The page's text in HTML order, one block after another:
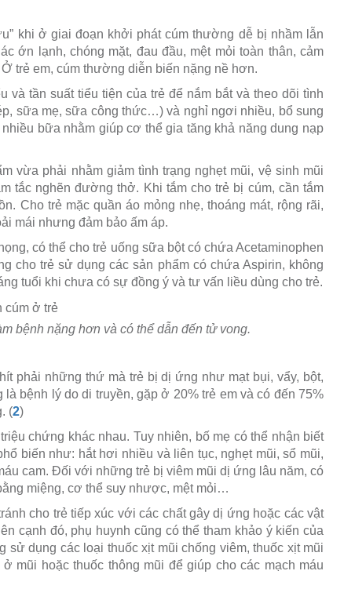
khi ở giai đoạn khởi phát cúm thường dễ bị nhầm lẫn
ớn lạnh, chóng mặt, đau đầu, mệt mỏi toàn thân, cảm
trẻ em, cúm thường diễn biến nặng nề hơn.
tần suất tiểu tiện của trẻ để nắm bắt và theo dõi tình
sữa mẹ, sữa công thức…) và nghỉ ngơi nhiều, bổ sung
bữa nhằm giúp cơ thể gia tăng khả năng dung nạp
vừa phải nhằm giảm tình trạng nghẹt mũi, vệ sinh mũi
tắc nghẽn đường thở. Khi tắm cho trẻ bị cúm, cần tắm
Cho trẻ mặc quần áo mỏng nhẹ, thoáng mát, rộng rãi,
mái nhưng đảm bảo ấm áp.
có thể cho trẻ uống sữa bột có chứa Acetaminophen
cho trẻ sử dụng các sản phẩm có chứa Aspirin, không
tuổi khi chưa có sự đồng ý và tư vấn liều dùng cho trẻ.
bệnh nặng hơn và có thể dẫn đến tử vong.
phải những thứ mà trẻ bị dị ứng như mạt bụi, vẩy, bột,
bệnh lý do di truyền, gặp ở 20% trẻ em và có đến 75%
(2)
chứng khác nhau. Tuy nhiên, bố mẹ có thể nhận biết
biến như: hắt hơi nhiều và liên tục, nghẹt mũi, sổ mũi,
cam. Đối với những trẻ bị viêm mũi dị ứng lâu năm, có
miệng, cơ thể suy nhược, mệt mỏi…
cho trẻ tiếp xúc với các chất gây dị ứng hoặc các vật
cạnh đó, phụ huynh cũng có thể tham khảo ý kiến của
dụng các loại thuốc xịt mũi chống viêm, thuốc xịt mũi
mũi hoặc thuốc thông mũi để giúp cho các mạch máu